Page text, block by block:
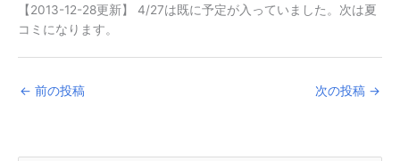
【2013-12-28更新】 4/27は既に予定が入っていました。次は夏
コミになります。
← 前の投稿 次の投稿 →